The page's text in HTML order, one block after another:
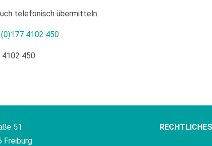
telefonisch übermitteln.
4102 450
450
51
Freiburg